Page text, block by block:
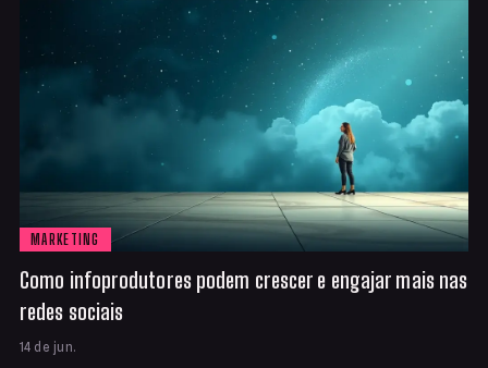
MARKETING
Como infoprodutores podem crescer e engajar mais nas
redes sociais
14 de jun.